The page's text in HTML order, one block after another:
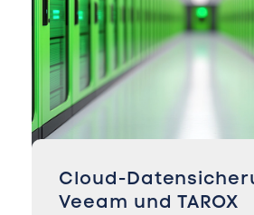
Cloud-
Veeam und TAROX